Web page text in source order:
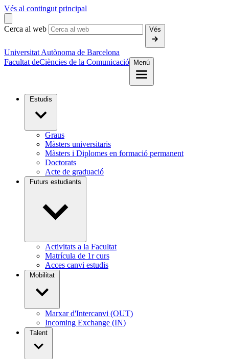
Vés al contingut principal
Cerca al web Vés
Universitat Autònoma de Barcelona
Facultat deCiències de la Comunicació Menú
Estudis
Graus
Màsters universitaris
Màsters i Diplomes en formació permanent
Doctorats
Acte de graduació
Futurs estudiants
Activitats a la Facultat
Matrícula de 1r curs
Acces canvi estudis
Mobilitat
Marxar d'Intercanvi (OUT)
Incoming Exchange (IN)
Talent